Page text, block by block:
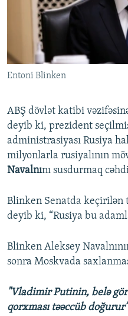
İNFOQRAFIKA
KARIKATURA
AZƏRBAYCAN ƏDƏBIYYATI
İSLAM VƏ DEMOKRATIYA
İZ - MƏDƏNIYYƏT PROQRAMI
MISSIYAMIZ
PEŞƏ ETIKASI VƏ JURNALISTIKA
MATERIALLARIMIZDAN ISTIFADƏ
AZADLIQRADIOSU MOBIL
XƏBƏR BÜLLETENLƏRIMIZ
BIZI IZLƏ
RFE/RL-in bütün saytları
Entoni Blinken
ABŞ dövlət katibi
deyib ki, prezident
administrasiyası Rusiya
milyonlarla rusiyalının
Navalnını susdurmaq
Blinken Senatda keçirilən
deyib ki, “Rusiya bu
Blinken Aleksey
sonra Moskvada
"Vladimir Putinin, belə
qorxması təəccüb